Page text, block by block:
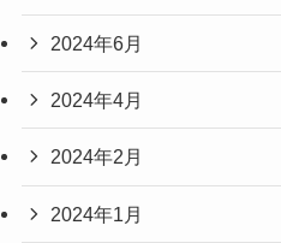
2024年6月
2024年4月
2024年2月
2024年1月